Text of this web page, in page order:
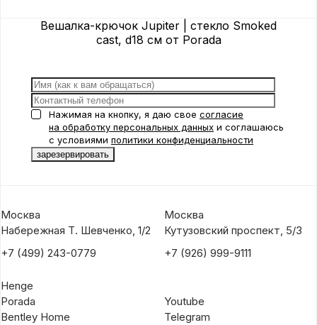
Вешалка-крючок Jupiter | стекло Smoked
cast, d18 см от Porada
Нажимая на кнопку, я даю свое согласие
на обработку персональных данных и соглашаюсь
с условиями политики конфиденциальности
Москва
Набережная Т. Шевченко, 1/2
+7 (499) 243-0779
Москва
Кутузовский проспект, 5/3
+7 (926) 999-9111
Henge
Porada
Bentley Home
Youtube
Telegram